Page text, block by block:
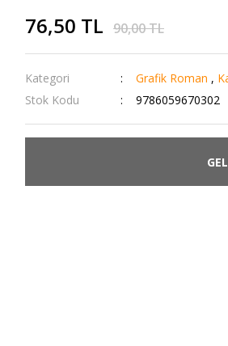
76,50 TL 90,00 TL
Kategori Grafik Roman ,
Stok Kodu
9786059670302